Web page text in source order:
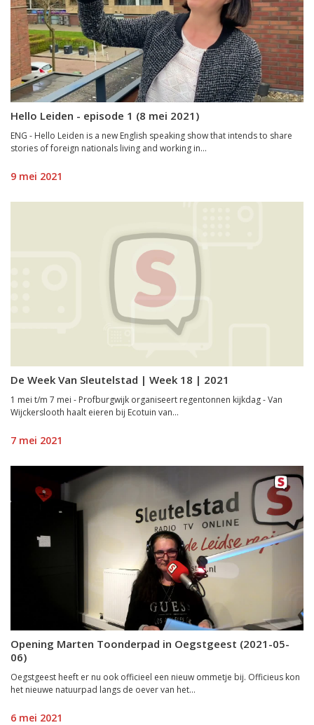
Hello Leiden - episode 1 (8 mei 2021)
ENG - Hello Leiden is a new English speaking show that intends to share
stories of foreign nationals living and working in...
9 mei 2021
De Week Van Sleutelstad | Week 18 | 2021
1 mei t/m 7 mei - Profburgwijk organiseert regentonnen kijkdag - Van
Wijckerslooth haalt eieren bij Ecotuin van...
7 mei 2021
Opening Marten Toonderpad in Oegstgeest (2021-05-
06)
Oegstgeest heeft er nu ook officieel een nieuw ommetje bij. Officieus kon
het nieuwe natuurpad langs de oever van het...
6 mei 2021